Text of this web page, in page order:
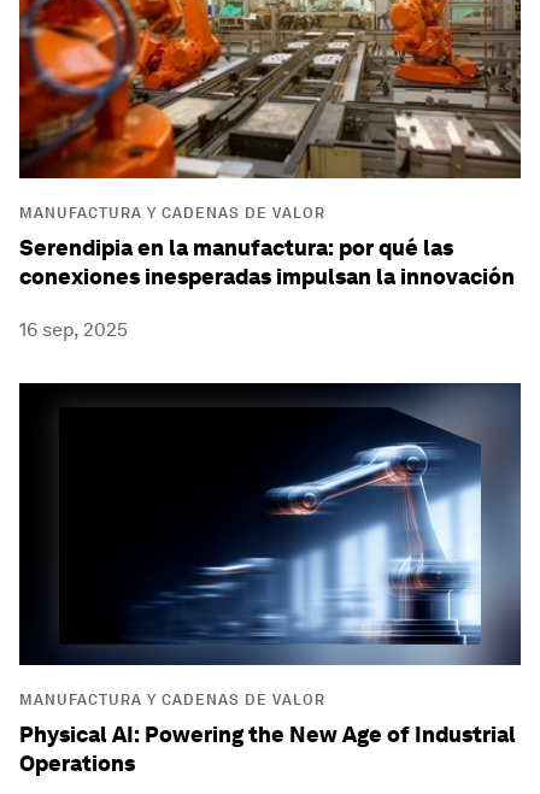
MANUFACTURA Y CADENAS DE VALOR
Serendipia en la manufactura: por qué las
conexiones inesperadas impulsan la innovación
16 sep, 2025
MANUFACTURA Y CADENAS DE VALOR
Physical AI: Powering the New Age of Industrial
Operations